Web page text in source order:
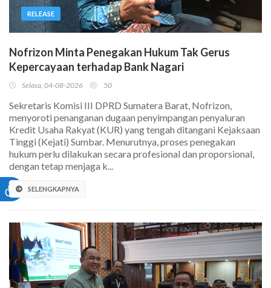
RELEASE
Nofrizon Minta Penegakan Hukum Tak Gerus
Kepercayaan terhadap Bank Nagari
Selasa, 04-08-2026 50
Sekretaris Komisi III DPRD Sumatera Barat, Nofrizon,
menyoroti penanganan dugaan penyimpangan penyaluran
Kredit Usaha Rakyat (KUR) yang tengah ditangani Kejaksaan
Tinggi (Kejati) Sumbar. Menurutnya, proses penegakan
hukum perlu dilakukan secara profesional dan proporsional,
dengan tetap menjaga k...
SELENGKAPNYA